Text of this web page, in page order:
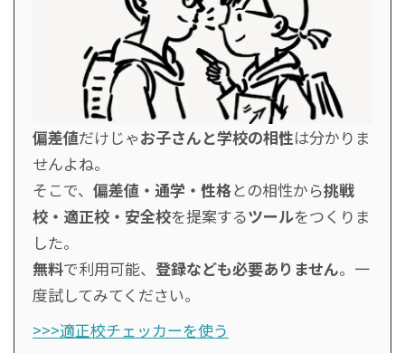
偏差値だけじゃお子さんと学校の相性は分かりま
せんよね。
そこで、 偏差値・通学・性格との相性から挑戦
校・適正校・安全校を提案するツールをつくりま
した。
無料で利用可能、 登録なども必要ありません。一
度試してみてください。
>>>適正校チェッカーを使う